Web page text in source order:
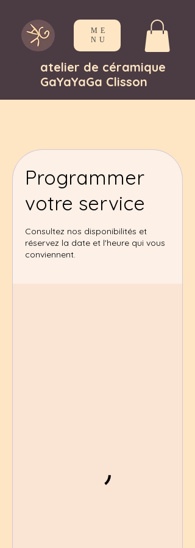
ME
NU
atelier de céramique
GaYaYaGa Clisson
Programmer
votre service
Consultez nos disponibilités et
réservez la date et l'heure qui vous
conviennent.